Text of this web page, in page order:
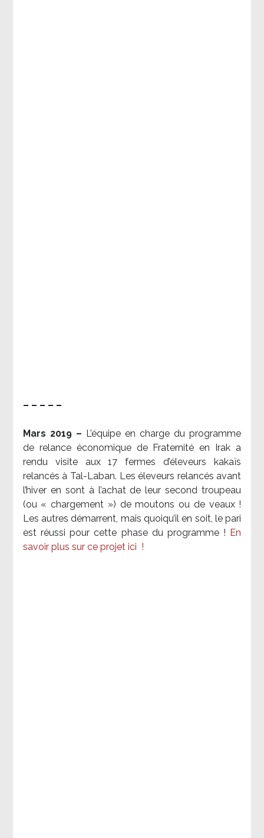
– – – – –
Mars 2019 – L’équipe en charge du programme
de relance économique de Fraternité en Irak a
rendu visite aux 17 fermes d’éleveurs kakaïs
relancés à Tal-Laban. Les éleveurs relancés avant
l’hiver en sont à l’achat de leur second troupeau
(ou « chargement ») de moutons ou de veaux !
Les autres démarrent, mais quoiqu’il en soit, le pari
est réussi pour cette phase du programme ! En
savoir plus sur ce projet ici !